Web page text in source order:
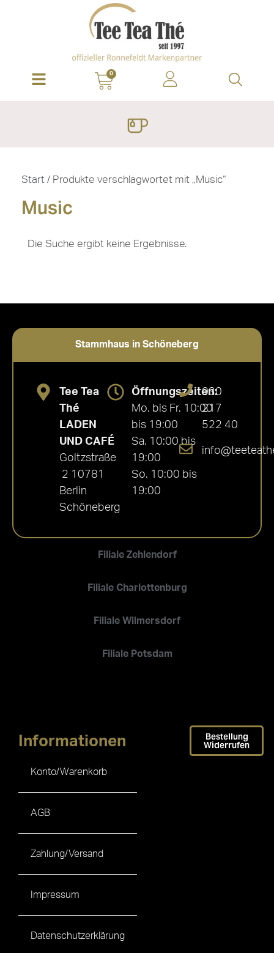
0
Start / Produkte verschlagwortet mit „Music“
Music
Die Suche ergibt keine Ergebnisse.
Stammhaus in Schöneberg
Filiale Zehlendorf
Filiale Charlottenburg
Filiale Wilmersdorf
Filiale Potsdam
Tee Tea
Thé
LADEN
UND CAFÉ
Goltzstraße
2 10781
Berlin
Schöneberg
Öffnungszeiten:
Mo. bis Fr. 10:00
bis 19:00
Sa. 10:00 bis
19:00
So. 10:00 bis
19:00
030
217
522 40
Informationen
Konto/Warenkorb
AGB
Zahlung/Versand
Impressum
Datenschutzerklärung
Bestellung
Widerrufen